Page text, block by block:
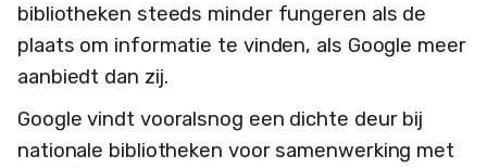
bibliotheken steeds minder fungeren als de
plaats om informatie te vinden, als Google meer
aanbiedt dan zij.
Google vindt vooralsnog een dichte deur bij
nationale bibliotheken voor samenwerking met